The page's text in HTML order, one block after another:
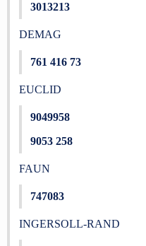
3013213
DEMAG
761 416 73
EUCLID
9049958
9053 258
FAUN
747083
INGERSOLL-RAND